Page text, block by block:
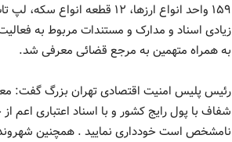
۱۵۹ واحد انواع ارزها، ۱۲
زیادی اسناد و مدارک و مستندات مربوط به
به همراه متهمین به مرجع قضائی معرفی شد.
رئیس پلیس امنیت اقتصادی تهران بزرگ گفت:
شفاف با پول رایج کشور و با اسناد اعتباری اعم
نامشخص است خودداری نمایید . همچنین